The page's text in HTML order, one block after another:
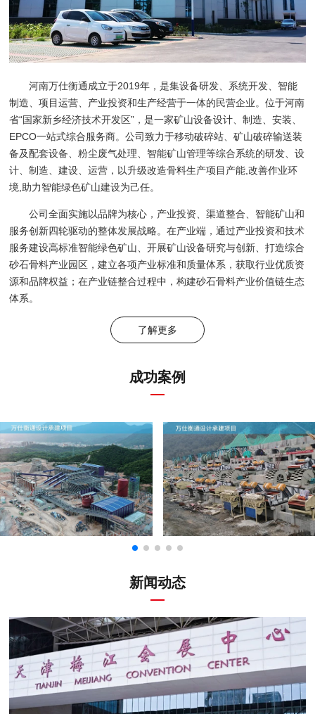
河南万仕衡通成立于2019年，是集设备研发、系统开发、智能
制造、项目运营、产业投资和生产经营于一体的民营企业。位于河南
省“国家新乡经济技术开发区”，是一家矿山设备设计、制造、安装、
EPCO一站式综合服务商。公司致力于移动破碎站、矿山破碎输送装
备及配套设备、粉尘废气处理、智能矿山管理等综合系统的研发、设
计、制造、建设、运营，以升级改造骨料生产项目产能,改善作业环
境,助力智能绿色矿山建设为己任。
公司全面实施以品牌为核心，产业投资、渠道整合、智能矿山和
服务创新四轮驱动的整体发展战略。在产业端，通过产业投资和技术
服务建设高标准智能绿色矿山、开展矿山设备研究与创新、打造综合
砂石骨料产业园区，建立各项产业标准和质量体系，获取行业优质资
源和品牌权益；在产业链整合过程中，构建砂石骨料产业价值链生态
体系。
了解更多
成功案例
新闻动态